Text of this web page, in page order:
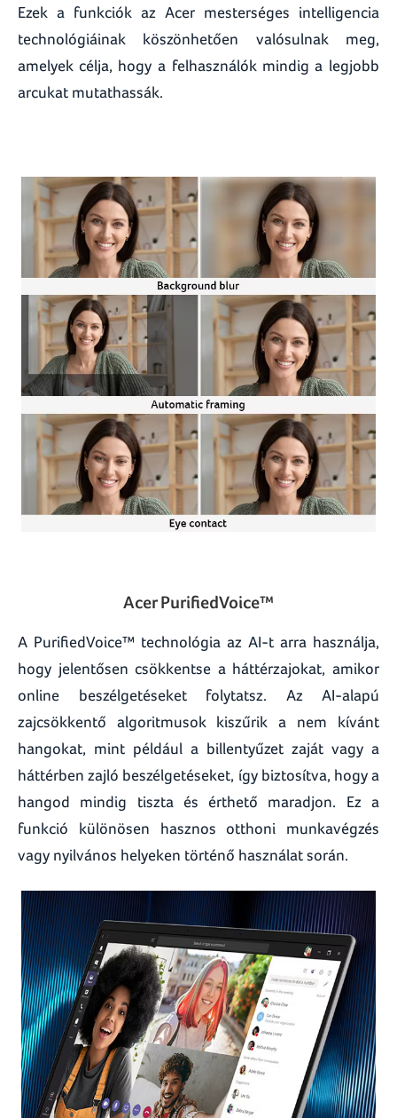
Ezek a funkciók az Acer mesterséges intelligencia
technológiáinak köszönhetően valósulnak meg,
amelyek célja, hogy a felhasználók mindig a legjobb
arcukat mutathassák.
Acer PurifiedVoice™
A PurifiedVoice™ technológia az AI-t arra használja,
hogy jelentősen csökkentse a háttérzajokat, amikor
online beszélgetéseket folytatsz. Az AI-alapú
zajcsökkentő algoritmusok kiszűrik a nem kívánt
hangokat, mint például a billentyűzet zaját vagy a
háttérben zajló beszélgetéseket, így biztosítva, hogy a
hangod mindig tiszta és érthető maradjon. Ez a
funkció különösen hasznos otthoni munkavégzés
vagy nyilvános helyeken történő használat során.